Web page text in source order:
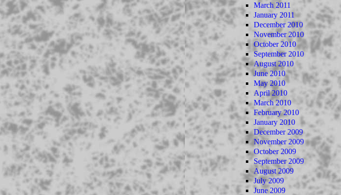
March 2011
January 2011
December 2010
November 2010
October 2010
September 2010
August 2010
June 2010
May 2010
April 2010
March 2010
February 2010
January 2010
December 2009
November 2009
October 2009
September 2009
August 2009
July 2009
June 2009